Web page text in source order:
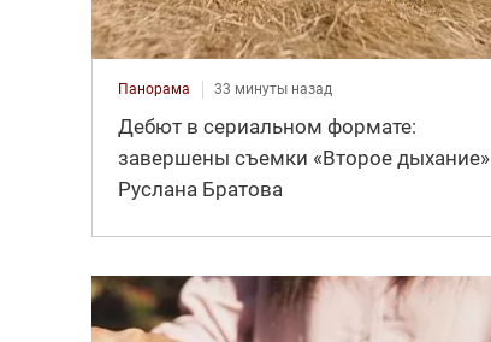
Панорама 33 минуты назад
Дебют в сериальном формате:
завершены съемки «Второе дыхание»
Руслана Братова